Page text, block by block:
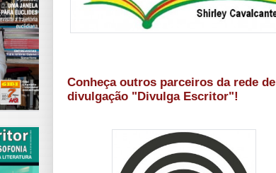
Conheça outros parceiros da rede de
divulgação "Divulga Escritor"!